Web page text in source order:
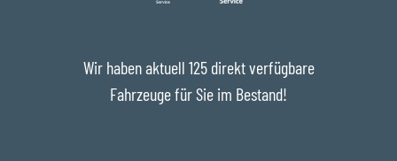
Wir haben aktuell 125 direkt verfügbare
Fahrzeuge für Sie im Bestand!